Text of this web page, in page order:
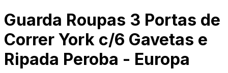
Guarda Roupas 3 Portas de
Correr York c/6 Gavetas e
Ripada Peroba - Europa